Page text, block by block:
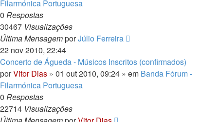
Filarmónica Portuguesa
0 Respostas
30467 Visualizações
Última MensagemporJúlio Ferreira
22 nov 2010, 22:44
Concerto de Águeda - Músicos Inscritos (confirmados)
porVitor Dias » 01 out 2010, 09:24 » em Banda Fórum -
Filarmónica Portuguesa
0 Respostas
22714 Visualizações